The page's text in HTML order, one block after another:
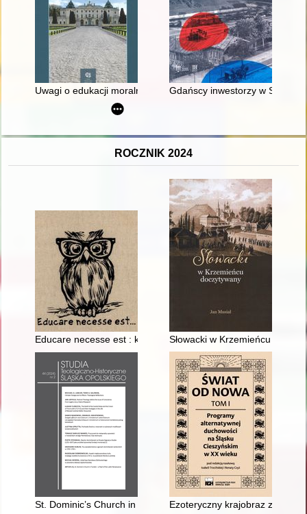
Uwagi o edukacji moralnej synów szlacheckich w XVI-
Gdańscy inwestorzy w
ROCZNIK 2024
Educare necesse est : kobieta w społeczeństwie od
Słowacki w Krzemieńcu
St. Dominic’s Church in Turobin : a pearl of the Lublin
Ezoteryczny krajobraz zdrowia